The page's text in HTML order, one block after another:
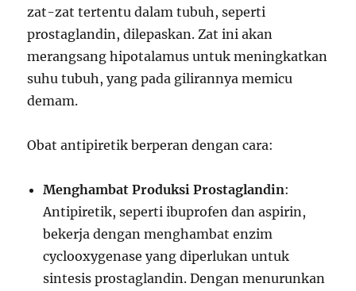
zat-zat tertentu dalam tubuh, seperti
prostaglandin, dilepaskan. Zat ini akan
merangsang hipotalamus untuk meningkatkan
suhu tubuh, yang pada gilirannya memicu
demam.
Obat antipiretik berperan dengan cara:
Menghambat Produksi Prostaglandin:
Antipiretik, seperti ibuprofen dan aspirin,
bekerja dengan menghambat enzim
cyclooxygenase yang diperlukan untuk
sintesis prostaglandin. Dengan menurunkan